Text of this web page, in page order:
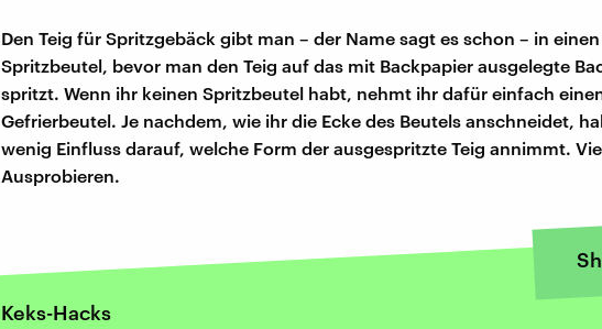
Den Teig für Spritzgebäck gibt man – der Name sagt es schon – in einen
Spritzbeutel, bevor man den Teig auf das mit Backpapier ausgelegte
spritzt. Wenn ihr keinen Spritzbeutel habt, nehmt ihr dafür einfach
Gefrierbeutel. Je nachdem, wie ihr die Ecke des Beutels anschneidet,
wenig Einfluss darauf, welche Form der ausgespritzte Teig annimmt.
Ausprobieren.
Keks-Hacks